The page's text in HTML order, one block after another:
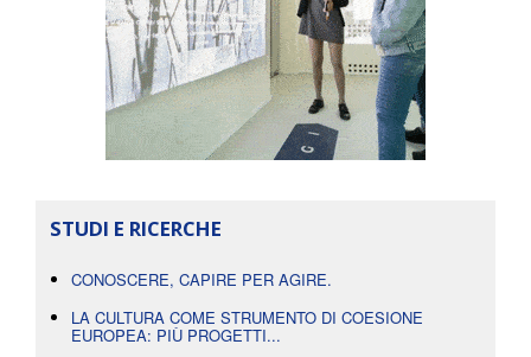
STUDI E RICERCHE
CONOSCERE, CAPIRE PER AGIRE.
LA CULTURA COME STRUMENTO DI COESIONE
EUROPEA: PIÙ PROGETTI...